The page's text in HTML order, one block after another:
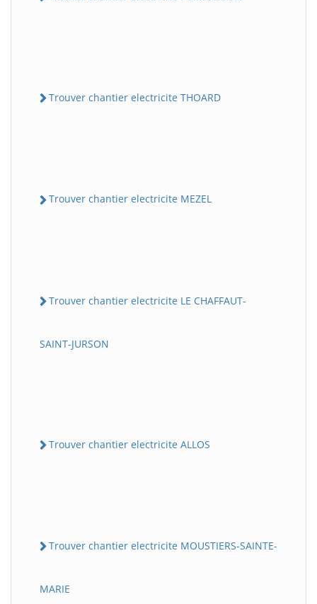
Trouver chantier electricite THOARD
Trouver chantier electricite MEZEL
Trouver chantier electricite LE CHAFFAUT-
SAINT-JURSON
Trouver chantier electricite ALLOS
Trouver chantier electricite MOUSTIERS-SAINTE-
MARIE